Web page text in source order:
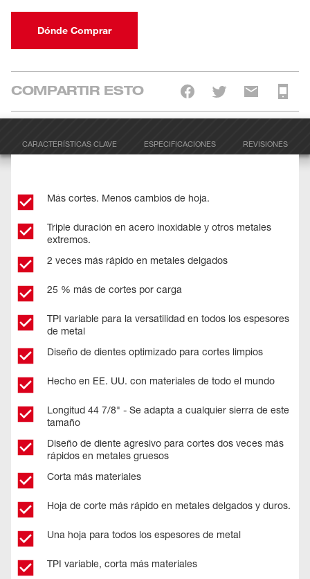
Dónde Comprar
COMPARTIR ESTO
CARACTERÍSTICAS CLAVE ESPECIFICACIONES REVISIONES
Más cortes. Menos cambios de hoja.
Triple duración en acero inoxidable y otros metales
extremos.
2 veces más rápido en metales delgados
25 % más de cortes por carga
TPI variable para la versatilidad en todos los espesores
de metal
Diseño de dientes optimizado para cortes limpios
Hecho en EE. UU. con materiales de todo el mundo
Longitud 44 7/8" - Se adapta a cualquier sierra de este
tamaño
Diseño de diente agresivo para cortes dos veces más
rápidos en metales gruesos
Corta más materiales
Hoja de corte más rápido en metales delgados y duros.
Una hoja para todos los espesores de metal
TPI variable, corta más materiales